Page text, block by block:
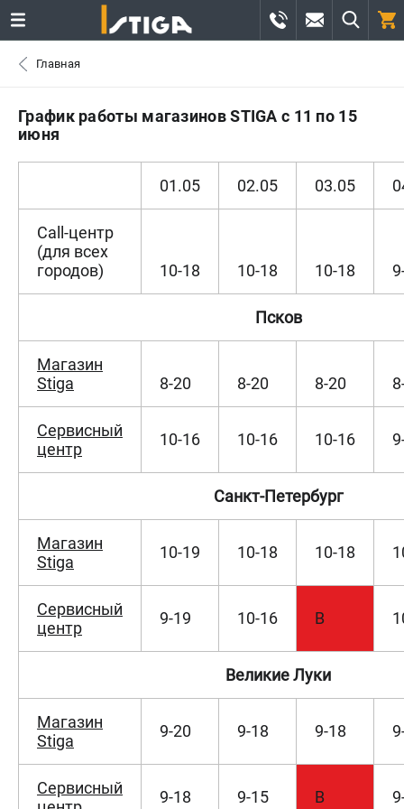
СЕРВИС
ИЗБРАННОЕ ( 0 )
СРАВНЕНИЕ
АКЦИИ
ЗАКАЗАТЬ ЗАПЧАСТЬ
САНКТ-ПЕТЕРБУРГ
0 ₽
ПОДДЕРЖКА
Политика обработки персональных данных
Сервисный центр
ИНФОРМАЦИЯ
Новости
Главная
График работы магазинов STIGA с 11 по 15
июня
01.05 02.05 03.05
Call-центр
(для всех
городов)
10-18 10-18 10-18
Псков
Магазин
Stiga
8-20 8-20 8-20
Сервисный
центр
10-16 10-16 10-16
Санкт-Петербург
Магазин
Stiga
10-19 10-18 10-18
Сервисный
центр
9-19 10-16 В
Великие Луки
Магазин
Stiga
9-20 9-18 9-18
Сервисный
9-18 9-15 В